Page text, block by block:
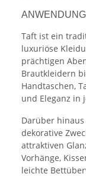
Taft ist ein
luxuriöse
prächtigen
Brautkleidern
Handtaschen,
und Eleganz in
Darüber
dekorative
attraktiven
Vorhänge,
leichte